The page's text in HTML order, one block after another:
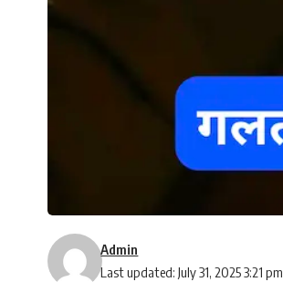
Last updated: July 31, 2025 3:21 pm
Admin